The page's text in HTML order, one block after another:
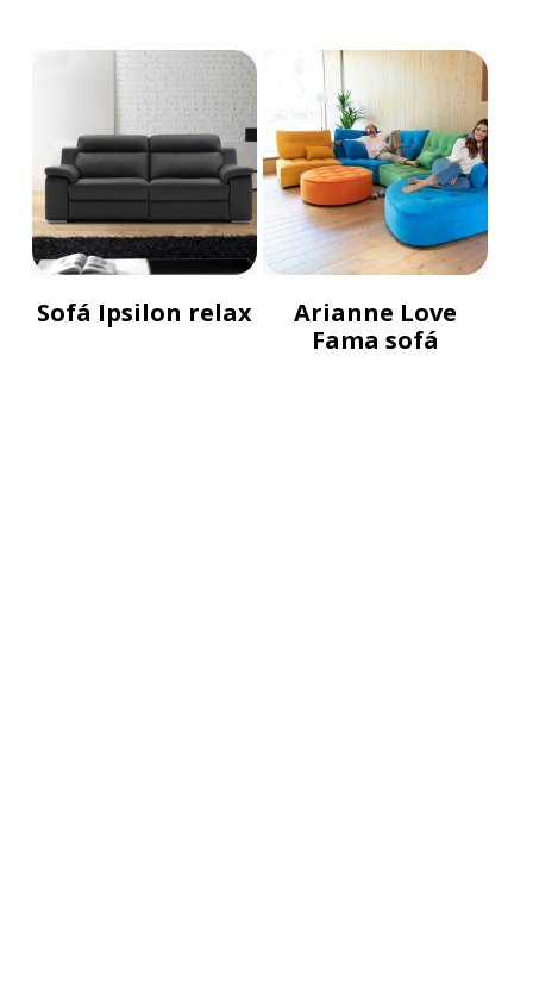
Sofá Ipsilon relax
Arianne Love
Fama sofá